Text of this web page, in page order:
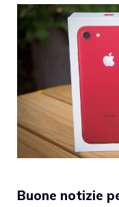
Buone notizie